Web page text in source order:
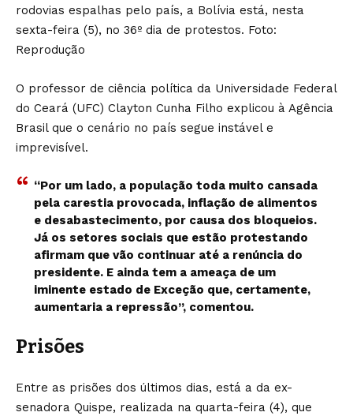
rodovias espalhas pelo país, a Bolívia está, nesta
sexta-feira (5), no 36º dia de protestos. Foto:
Reprodução
O professor de ciência política da Universidade Federal
do Ceará (UFC) Clayton Cunha Filho explicou à Agência
Brasil que o cenário no país segue instável e
imprevisível.
“Por um lado, a população toda muito cansada
pela carestia provocada, inflação de alimentos
e desabastecimento, por causa dos bloqueios.
Já os setores sociais que estão protestando
afirmam que vão continuar até a renúncia do
presidente. E ainda tem a ameaça de um
iminente estado de Exceção que, certamente,
aumentaria a repressão”, comentou.
Prisões
Entre as prisões dos últimos dias, está a da ex-
senadora Quispe, realizada na quarta-feira (4), que